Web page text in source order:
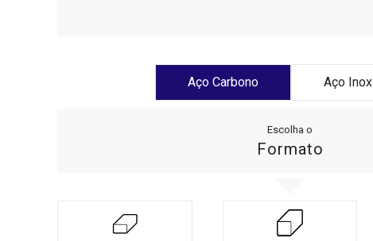
Aço Carbono Aço Inox
Escolha o
Formato